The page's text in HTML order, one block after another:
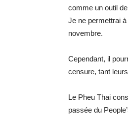
comme un outil
Je ne permettrai
novembre.
Cependant, il
censure, tant
Le Pheu Thai
passée du